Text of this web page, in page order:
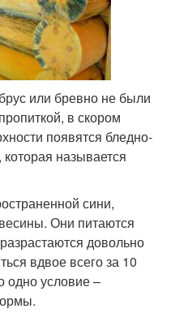
или бревно не были
в скором
появятся бледно-
называется
сини,
Они питаются
довольно
вдвое всего за 10
одно условие –